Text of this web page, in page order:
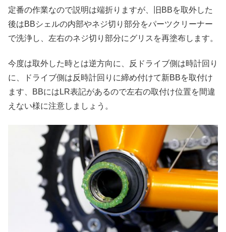
定番の作業なので説明は端折りますが、旧BBを取外した
後はBBシェルの内部やネジ切り部分をパーツクリーナー
で洗浄し、左右のネジ切り部分にグリスを再塗布します。
今度は取外した時とは逆方向に、反ドライブ側は時計回り
に、ドライブ側は反時計回りに締め付けて新BBを取付け
ます、BBにはLR表記があるので左右の取付け位置を間違
えない様に注意しましょう。